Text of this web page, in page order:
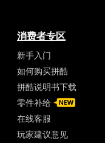
消费者专区
新手入门
如何购买拼酷
拼酷说明书下载
零件补给
在线客服
玩家建议意见